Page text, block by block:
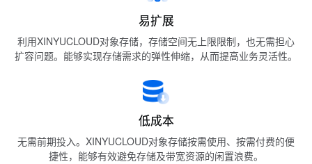
易扩展
利用XINYUCLOUD对象存储，存储空间无上限限制，也无需担心
扩容问题。能够实现存储需求的弹性伸缩，从而提高业务灵活性。
低成本
无需前期投入。XINYUCLOUD对象存储按需使用、按需付费的便
捷性，能够有效避免存储及带宽资源的闲置浪费。